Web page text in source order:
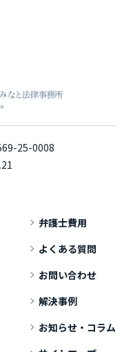
25-0008
弁護士費用
よくある質問
お問い合わせ
解決事例
お知らせ・コラム